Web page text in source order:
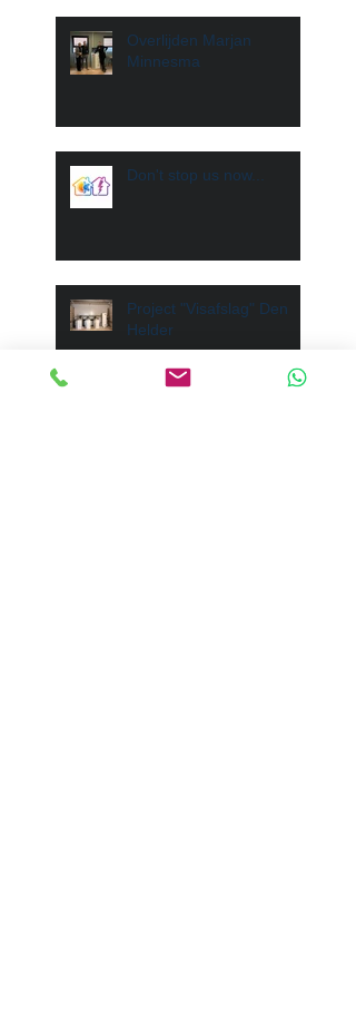
Overlijden Marjan
Minnesma
Don't stop us now...
Project "Visafslag" Den
Helder